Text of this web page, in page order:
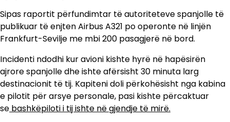
Sipas raportit përfundimtar të autoriteteve spanjolle të
publikuar të enjten Airbus A321 po operonte në linjën
Frankfurt-Sevilje me mbi 200 pasagjerë në bord.
Incidenti ndodhi kur avioni kishte hyrë në hapësirën
ajrore spanjolle dhe ishte afërsisht 30 minuta larg
destinacionit të tij. Kapiteni doli përkohësisht nga kabina
e pilotit për arsye personale, pasi kishte përcaktuar
se bashkëpiloti i tij ishte në gjendje të mirë.